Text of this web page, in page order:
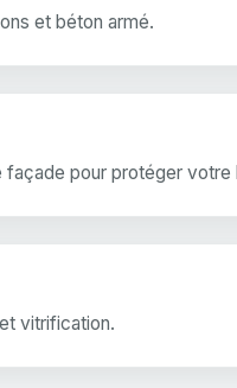
et béton armé.
façade pour protéger votre
vitrification.